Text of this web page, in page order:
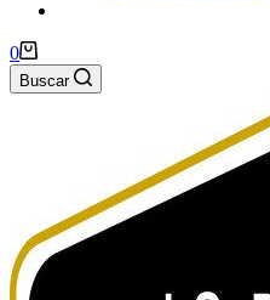
Carro
de
compra
0
Buscar